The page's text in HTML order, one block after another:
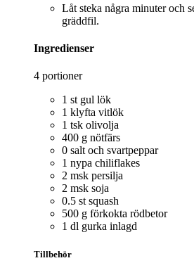
Låt steka några minuter och
gräddfil.
Ingredienser
4 portioner
1 st gul lök
1 klyfta vitlök
1 tsk olivolja
400 g nötfärs
0 salt och svartpeppar
1 nypa chiliflakes
2 msk persilja
2 msk soja
0.5 st squash
500 g förkokta rödbetor
1 dl gurka inlagd
Tillbehör